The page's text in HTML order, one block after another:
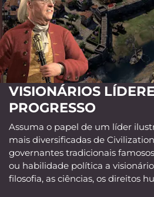
VISIONÁRIOS
PROGRESSO
Assuma o papel de um líder
mais diversificadas de
governantes tradicionais
ou habilidade política a
filosofia, as ciências, os direitos